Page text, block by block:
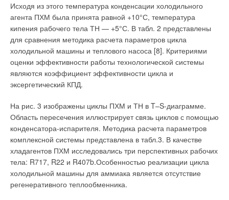
Исходя из этого температура конденсации холодильного
агента ПХМ была принята равной +10°С, температура
кипения рабочего тела ТН — +5°С. В табл. 2 представлены
для сравнения методика расчета параметров цикла
холодильной машины и теплового насоса [8]. Критериями
оценки эффективности работы технологической системы
являются коэффициент эффективности цикла и
эксергетический КПД.
На рис. 3 изображены циклы ПХМ и ТН в T–S-диаграмме.
Область пересечения иллюстрирует связь циклов с помощью
конденсатора-испарителя. Методика расчета параметров
комплексной системы представлена в табл.3. В качестве
хладагентов ПХМ исследовались три перспективных рабочих
тела: R717, R22 и R407b.Особенностью реализации цикла
холодильной машины для аммиака является отсутствие
регенеративного теплообменника.
требуется теплообменник на печку MIRA, нет горячей воды
ДА
Сергей
Комментарий полезен?
11-07-2011
Vladimir
Требуется ремонт газового водонагревателя MX2 CF MIRA CF
где коэффициент пропорциональности K = 0,06. Из формулы
(2) следует, что при удалении от стока скорость воздуха в
спектре всасывания убывает очень быстро — обратно
пропорционально квадрату расстояния от отсоса — R
на расстоянии одного калибра (R = d) скорость составляет
всего 6% скорости V во всасывающем патрубке, на
расстоянии двух калибров— 1,5% и т.д. Для сравнения на
рис. 2 представлена схема приточной струи, состоящей, как
Длина начального участка примерно равна пяти калибрам и
на всем его протяжении осевая скорость равна скорости на
истечении V = V , а затем на основном участке осевая
скорость в струе падает обратно пропорционально
расстоянию от истечения (~ 1/x). Таким образом, в спектре
всасывания скорость воздуха падает во много раз быстрее,
чем в приточной струе.